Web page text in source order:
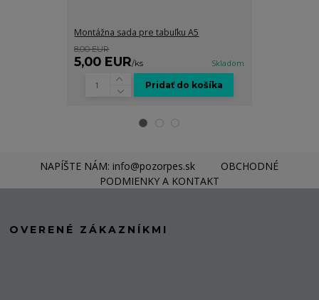
Montážna sada pre tabuľku A5
8,00 EUR
5,00 EUR/ks Skladom
Pridať do košíka
NAPÍŠTE NÁM: info@pozorpes.sk
OBCHODNÉ
PODMIENKY A KONTAKT
OVERENÉ ZÁKAZNÍKMI